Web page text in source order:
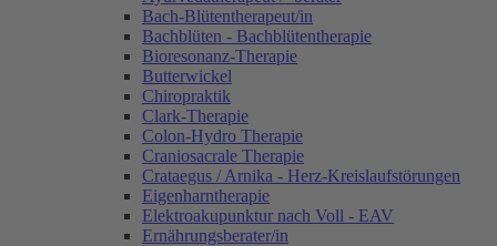
Bach-Blütentherapeut/in
Bachblüten - Bachblütentherapie
Bioresonanz-Therapie
Butterwickel
Chiropraktik
Clark-Therapie
Colon-Hydro Therapie
Craniosacrale Therapie
Crataegus / Arnika - Herz-Kreislaufstörungen
Eigenharntherapie
Elektroakupunktur nach Voll - EAV
Ernährungsberater/in